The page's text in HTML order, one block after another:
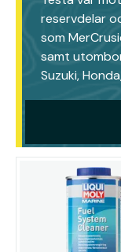
reservdelar
som
samt
Suzuki,